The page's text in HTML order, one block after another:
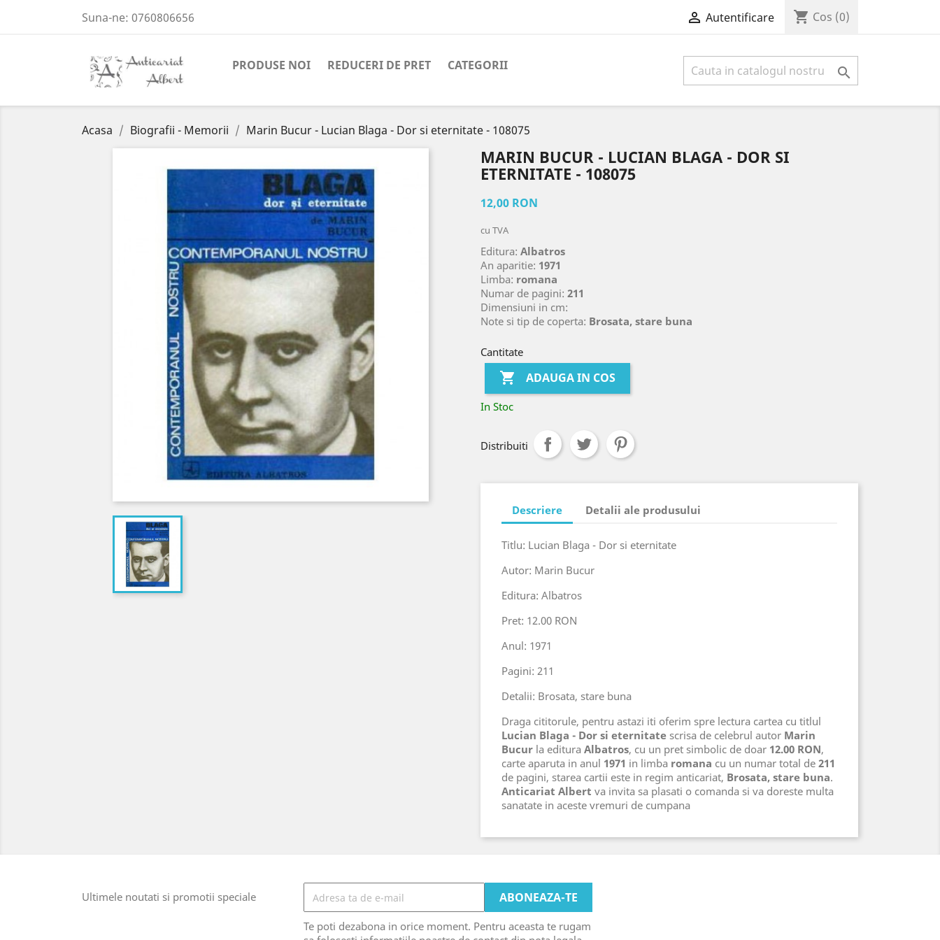
Suna-ne: 0760806656  Autentificare shopping_cart Cos (0)
PRODUSE NOI REDUCERI DE PRET CATEGORII 
Acasa Biografii - Memorii Marin Bucur - Lucian Blaga - Dor si eternitate - 108075
MARIN BUCUR - LUCIAN BLAGA - DOR SI
ETERNITATE - 108075
12,00 RON
cu TVA
Editura: Albatros
An aparitie: 1971
Limba: romana
Numar de pagini: 211
Dimensiuni in cm:
Note si tip de coperta: Brosata, stare buna
Cantitate
 ADAUGA IN COS
In Stoc
Distribuiti
Descriere Detalii ale produsului
Titlu: Lucian Blaga - Dor si eternitate
Autor: Marin Bucur
Editura: Albatros
Pret: 12.00 RON
Anul: 1971
Pagini: 211
Detalii: Brosata, stare buna
Draga cititorule, pentru astazi iti oferim spre lectura cartea cu titlul
Lucian Blaga - Dor si eternitate scrisa de celebrul autor Marin
Bucur la editura Albatros, cu un pret simbolic de doar 12.00 RON,
carte aparuta in anul 1971 in limba romana cu un numar total de 211
de pagini, starea cartii este in regim anticariat, Brosata, stare buna.
Anticariat Albert va invita sa plasati o comanda si va doreste multa
sanatate in aceste vremuri de cumpana
Ultimele noutati si promotii speciale
Te poti dezabona in orice moment. Pentru aceasta te rugam